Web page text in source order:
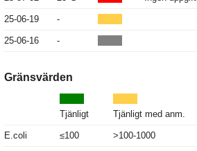
25-06-19 -
25-06-16 -
Gränsvärden
Tjänligt Tjänligt med anm.
E.coli ≤100 >100-1000